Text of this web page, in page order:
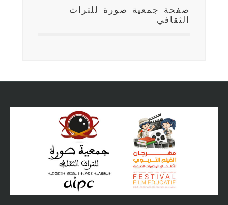
صفحة جمعية صورة للتراث
الثقافي